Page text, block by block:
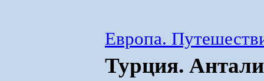
Европа.
Турция.